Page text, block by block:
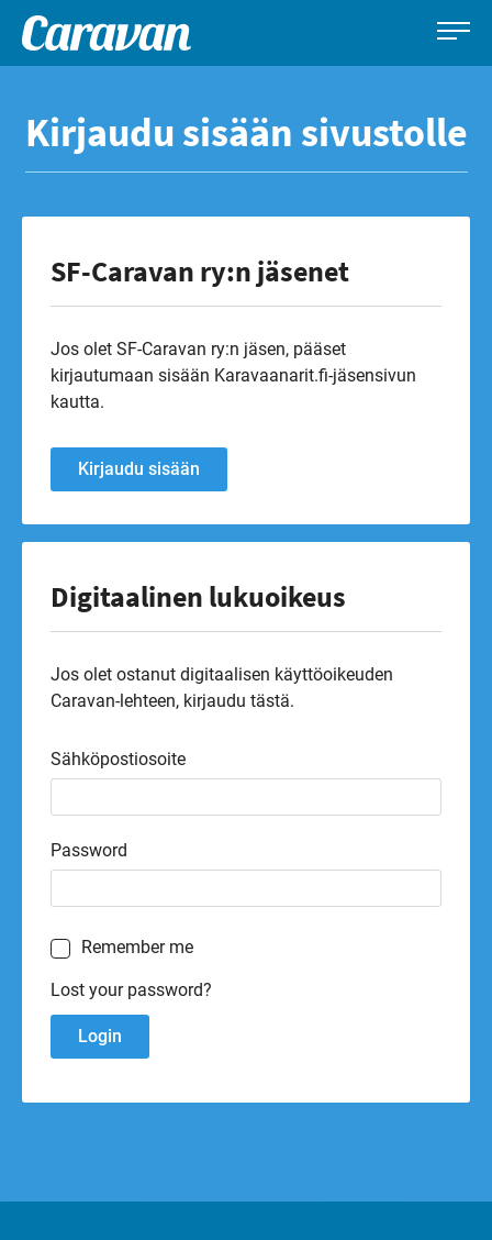
sisältöön
Caravan-
Leirintämatkailun
Kirjaudu sisään sivustolle
SF-Caravan ry:n jäsenet
Jos olet SF-Caravan ry:n jäsen, pääset
kirjautumaan sisään Karavaanarit.fi-jäsensivun
kautta.
Kirjaudu sisään
Digitaalinen lukuoikeus
Jos olet ostanut digitaalisen käyttöoikeuden
Caravan-lehteen, kirjaudu tästä.
Sähköpostiosoite
Password
Remember me
Lost your password?